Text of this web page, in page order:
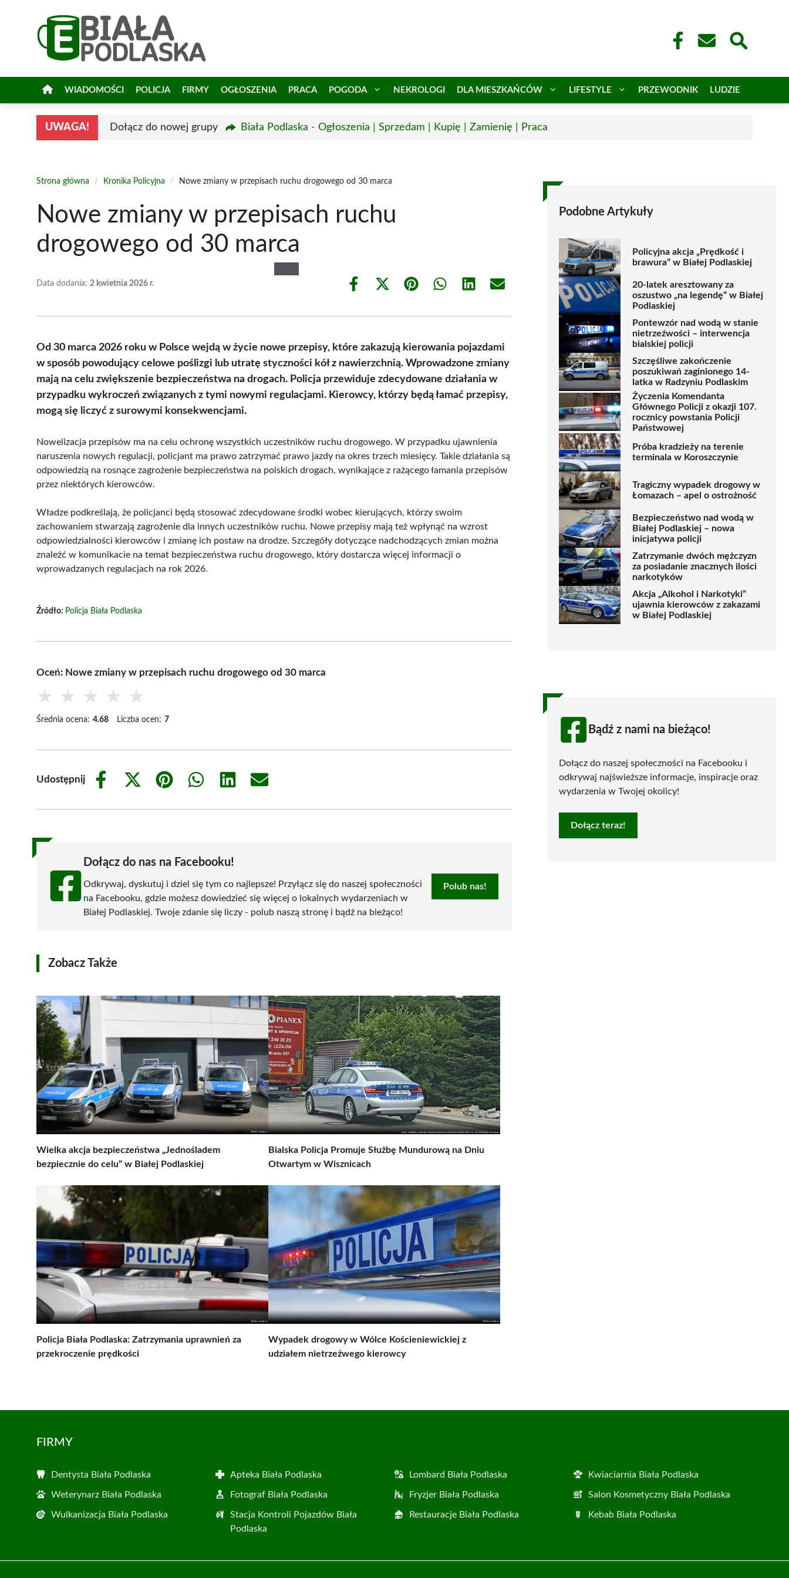
WIADOMOŚCI POLICJA FIRMY OGŁOSZENIA PRACA POGODA NEKROLOGI DLA MIESZKAŃCÓW LIFESTYLE PRZEWODNIK LUDZIE
UWAGA! Dołącz do nowej grupy Biała Podlaska - Ogłoszenia | Sprzedam | Kupię | Zamienię | Praca
Strona główna / Kronika Policyjna / Nowe zmiany w przepisach ruchu drogowego od 30 marca
Nowe zmiany w przepisach ruchu
drogowego od 30 marca
Data dodania: 2 kwietnia 2026 r.
Share
Share
(Twitter)
Share Share Share Share
Od 30 marca 2026 roku w Polsce wejdą w życie nowe przepisy, które zakazują kierowania pojazdami
w sposób powodujący celowe poślizgi lub utratę styczności kół z nawierzchnią. Wprowadzone zmiany
mają na celu zwiększenie bezpieczeństwa na drogach. Policja przewiduje zdecydowane działania w
przypadku wykroczeń związanych z tymi nowymi regulacjami. Kierowcy, którzy będą łamać przepisy,
mogą się liczyć z surowymi konsekwencjami.
Nowelizacja przepisów ma na celu ochronę wszystkich uczestników ruchu drogowego. W przypadku ujawnienia
naruszenia nowych regulacji, policjant ma prawo zatrzymać prawo jazdy na okres trzech miesięcy. Takie działania są
odpowiedzią na rosnące zagrożenie bezpieczeństwa na polskich drogach, wynikające z rażącego łamania przepisów
przez niektórych kierowców.
Władze podkreślają, że policjanci będą stosować zdecydowane środki wobec kierujących, którzy swoim
zachowaniem stwarzają zagrożenie dla innych uczestników ruchu. Nowe przepisy mają też wpłynąć na wzrost
odpowiedzialności kierowców i zmianę ich postaw na drodze. Szczegóły dotyczące nadchodzących zmian można
znaleźć w komunikacie na temat bezpieczeństwa ruchu drogowego, który dostarcza więcej informacji o
wprowadzanych regulacjach na rok 2026.
Źródło: Policja Biała Podlaska
Oceń: Nowe zmiany w przepisach ruchu drogowego od 30 marca
★ ★ ★ ★ ★
Średnia ocena: 4.68 Liczba ocen: 7
Udostępnij
Share
Share
(Twitter)
Share
Share
Share
Share
Dołącz do nas na Facebooku!
Odkrywaj, dyskutuj i dziel się tym co najlepsze! Przyłącz się do naszej społeczności
na Facebooku, gdzie możesz dowiedzieć się więcej o lokalnych wydarzeniach w
Białej Podlaskiej. Twoje zdanie się liczy - polub naszą stronę i bądź na bieżąco!
Polub nas!
Zobacz Także
Wielka akcja bezpieczeństwa „Jednośladem
bezpiecznie do celu” w Białej Podlaskiej
Bialska Policja Promuje Służbę Mundurową na Dniu
Otwartym w Wisznicach
Policja Biała Podlaska: Zatrzymania uprawnień za
przekroczenie prędkości
Wypadek drogowy w Wólce Kościeniewickiej z
udziałem nietrzeźwego kierowcy
Podobne Artykuły
Policyjna akcja „Prędkość i
brawura” w Białej Podlaskiej
20-latek aresztowany za
oszustwo „na legendę” w Białej
Podlaskiej
Pontewzór nad wodą w stanie
nietrzeźwości – interwencja
bialskiej policji
Szczęśliwe zakończenie
poszukiwań zaginionego 14-
latka w Radzyniu Podlaskim
Życzenia Komendanta
Głównego Policji z okazji 107.
rocznicy powstania Policji
Państwowej
Próba kradzieży na terenie
terminala w Koroszczynie
Tragiczny wypadek drogowy w
Łomazach – apel o ostrożność
Bezpieczeństwo nad wodą w
Białej Podlaskiej – nowa
inicjatywa policji
Zatrzymanie dwóch mężczyzn
za posiadanie znacznych ilości
narkotyków
Akcja „Alkohol i Narkotyki”
ujawnia kierowców z zakazami
w Białej Podlaskiej
Bądź z nami na bieżąco!
Dołącz do naszej społeczności na Facebooku i
odkrywaj najświeższe informacje, inspiracje oraz
wydarzenia w Twojej okolicy!
Dołącz teraz!
FIRMY
Dentysta Biała Podlaska Apteka Biała Podlaska Lombard Biała Podlaska Kwiaciarnia Biała Podlaska
Weterynarz Biała Podlaska Fotograf Biała Podlaska Fryzjer Biała Podlaska Salon Kosmetyczny Biała Podlaska
Wulkanizacja Biała Podlaska
Stacja Kontroli Pojazdów Biała
Podlaska
Restauracje Biała Podlaska Kebab Biała Podlaska